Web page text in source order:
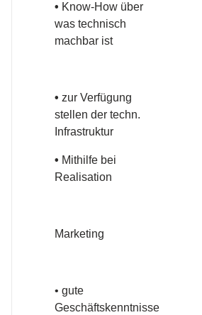
• Know-How über
was technisch
machbar ist
• zur Verfügung
stellen der techn.
Infrastruktur
• Mithilfe bei
Realisation
Marketing
• gute
Geschäftskenntnisse